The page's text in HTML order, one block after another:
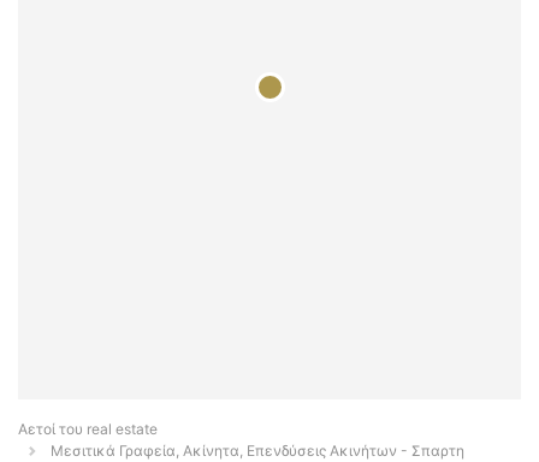
Αετοί του real estate
Μεσιτικά Γραφεία, Ακίνητα, Επενδύσεις Ακινήτων - Σπαρτη